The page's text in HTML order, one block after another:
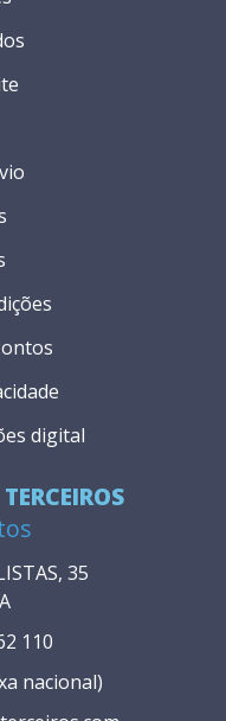
35
110
nacional)
digital